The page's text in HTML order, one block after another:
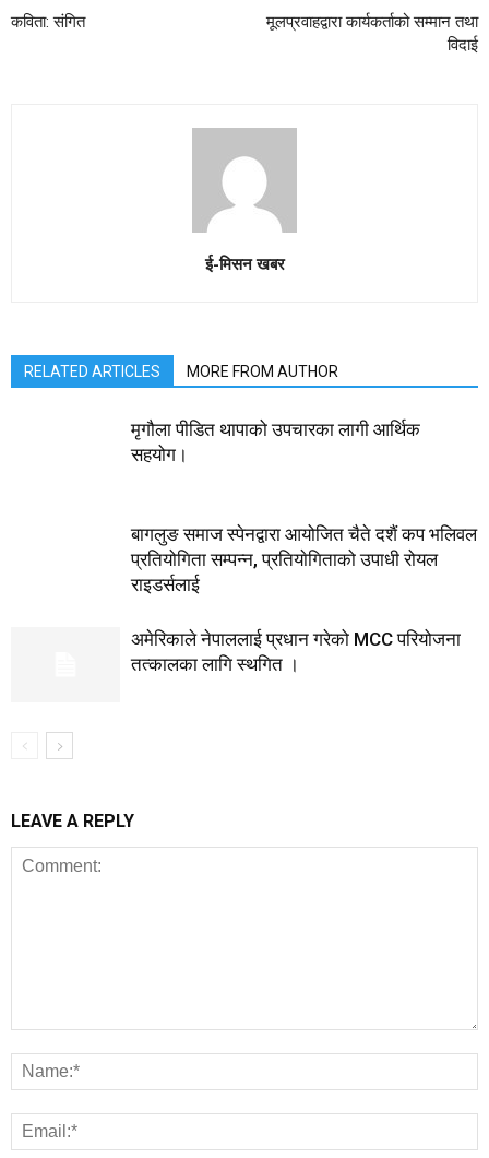
कविता: संगित
मूलप्रवाहद्वारा कार्यकर्ताको सम्मान तथा
विदाई
ई-मिसन खबर
RELATED ARTICLES MORE FROM AUTHOR
मृगौला पीडित थापाको उपचारका लागी आर्थिक
सहयोग।
बागलुङ समाज स्पेनद्वारा आयोजित चैते दशैं कप भलिवल
प्रतियोगिता सम्पन्न, प्रतियाेगिताको उपाधी रोयल
राइडर्सलाई
अमेरिकाले नेपाललाई प्रधान गरेको MCC परियोजना
तत्कालका लागि स्थगित ।
LEAVE A REPLY